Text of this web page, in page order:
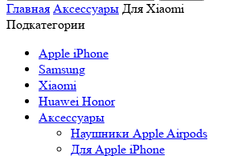
Главная Аксессуары Для Xiaomi
Подкатегории
Apple iPhone
Samsung
Xiaomi
Huawei Honor
Аксессуары
Наушники Apple Airpods
Для Apple iPhone